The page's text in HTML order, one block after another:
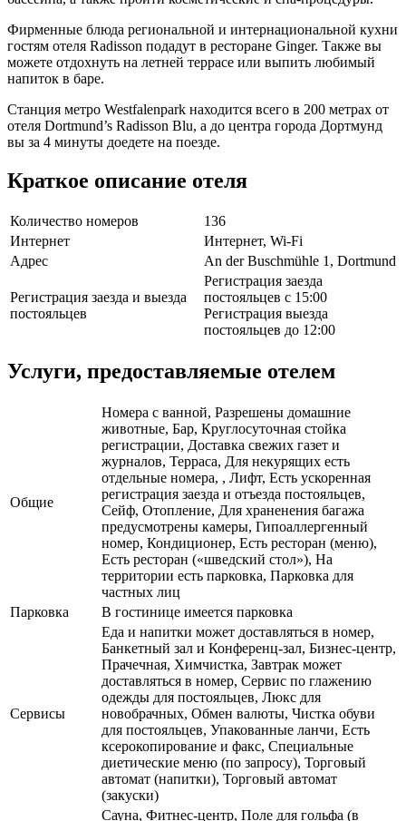
Фирменные блюда региональной и интернациональной кухни
гостям отеля Radisson подадут в ресторане Ginger. Также вы
можете отдохнуть на летней террасе или выпить любимый
напиток в баре.
Станция метро Westfalenpark находится всего в 200 метрах от
отеля Dortmund’s Radisson Blu, а до центра города Дортмунд
вы за 4 минуты доедете на поезде.
Краткое описание отеля
Количество номеров
136
Интернет
Интернет, Wi-Fi
Адрес
An der Buschmühle 1, Dortmund
Регистрация заезда и выезда
постояльцев
Регистрация заезда
постояльцев с 15:00
Регистрация выезда
постояльцев до 12:00
Услуги, предоставляемые отелем
Общие
Номера с ванной, Разрешены домашние
животные, Бар, Круглосуточная стойка
регистрации, Доставка свежих газет и
журналов, Терраса, Для некурящих есть
отдельные номера, , Лифт, Есть ускоренная
регистрация заезда и отъезда постояльцев,
Сейф, Отопление, Для храненения багажа
предусмотрены камеры, Гипоаллергенный
номер, Кондиционер, Есть ресторан (меню),
Есть ресторан («шведский стол»), На
территории есть парковка, Парковка для
частных лиц
Парковка
В гостинице имеется парковка
Сервисы
Еда и напитки может доставляться в номер,
Банкетный зал и Конференц-зал, Бизнес-центр,
Прачечная, Химчистка, Завтрак может
доставляться в номер, Сервис по глажению
одежды для постояльцев, Люкс для
новобрачных, Обмен валюты, Чистка обуви
для постояльцев, Упакованные ланчи, Есть
ксерокопирование и факс, Специальные
диетические меню (по запросу), Торговый
автомат (напитки), Торговый автомат
(закуски)
Сауна, Фитнес-центр, Поле для гольфа (в